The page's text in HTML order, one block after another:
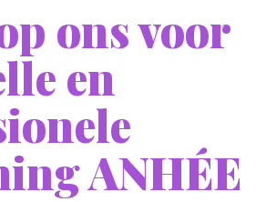
ons voor
en
ANHÉE